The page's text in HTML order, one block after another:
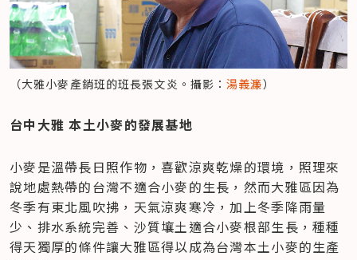
（大雅小麥產銷班的班長張文炎。攝影：湯義濂）
台中大雅 本土小麥的發展基地
小麥是溫帶長日照作物，喜歡涼爽乾燥的環境，照理來
說地處熱帶的台灣不適合小麥的生長，然而大雅區因為
冬季有東北風吹拂，天氣涼爽寒冷，加上冬季降雨量
少、排水系統完善、沙質壤土適合小麥根部生長，種種
得天獨厚的條件讓大雅區得以成為台灣本土小麥的生產